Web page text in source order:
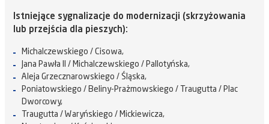
Istniejące sygnalizacje do modernizacji (skrzyżowania
lub przejścia dla pieszych):
Michalczewskiego / Cisowa,
Jana Pawła II / Michalczewskiego / Pallotyńska,
Aleja Grzecznarowskiego / Śląska,
Poniatowskiego / Beliny-Prażmowskiego / Traugutta / Plac
Dworcowy,
Traugutta / Waryńskiego / Mickiewicza,